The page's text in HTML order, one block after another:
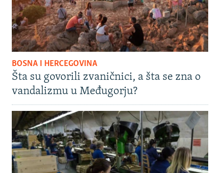
BOSNA I HERCEGOVINA
Šta su govorili zvaničnici, a šta se zna o
vandalizmu u Međugorju?